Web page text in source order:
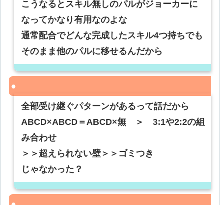
こうなるとスキル無しのパルがジョーカーに
なってかなり有用なのよな
通常配合でどんな完成したスキル4つ持ちでも
そのまま他のパルに移せるんだから
全部受け継ぐパターンがあるって話だから
ABCD×ABCD＝ABCD×無 ＞ 3:1や2:2の組
み合わせ
＞＞超えられない壁＞＞ゴミつき
じゃなかった？